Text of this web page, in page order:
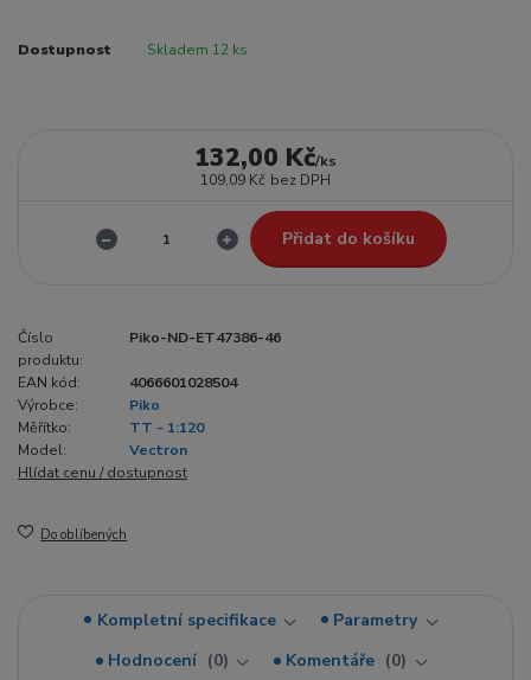
Dostupnost Skladem 12 ks
132,00 Kč/ks
109,09 Kč bez DPH
Přidat do košíku
Číslo
produktu:
Piko-ND-ET47386-46
EAN kód:
4066601028504
Výrobce:
Piko
Měřítko:
TT - 1:120
Model:
Vectron
Hlídat cenu / dostupnost
Do oblíbených
Kompletní specifikace
Parametry
Hodnocení
0 Komentáře
0